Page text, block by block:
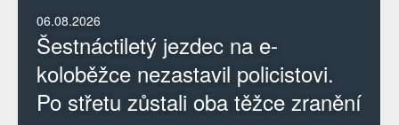
06.08.2026
Šestnáctiletý jezdec na e-
koloběžce nezastavil policistovi.
Po střetu zůstali oba těžce zranění